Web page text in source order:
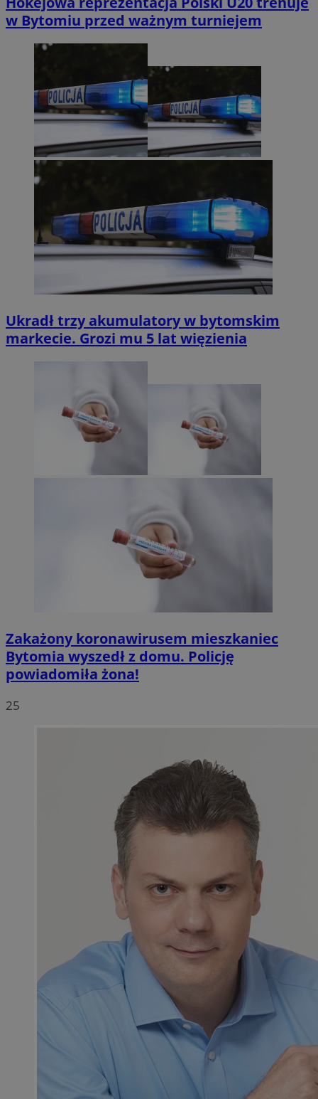
w Bytomiu przed ważnym turniejem
Ukradł trzy akumulatory w bytomskim
markecie. Grozi mu 5 lat więzienia
Zakażony koronawirusem mieszkaniec
Bytomia wyszedł z domu. Policję
powiadomiła żona!
25